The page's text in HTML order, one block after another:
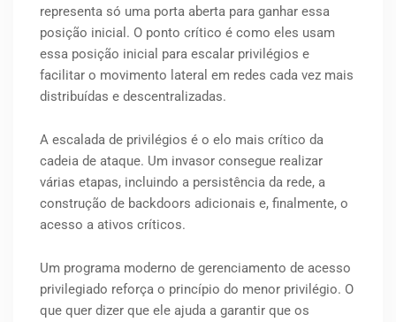
representa só uma porta aberta para ganhar essa
posição inicial. O ponto crítico é como eles usam
essa posição inicial para escalar privilégios e
facilitar o movimento lateral em redes cada vez mais
distribuídas e descentralizadas.
A escalada de privilégios é o elo mais crítico da
cadeia de ataque. Um invasor consegue realizar
várias etapas, incluindo a persistência da rede, a
construção de backdoors adicionais e, finalmente, o
acesso a ativos críticos.
Um programa moderno de gerenciamento de acesso
privilegiado reforça o princípio do menor privilégio. O
que quer dizer que ele ajuda a garantir que os